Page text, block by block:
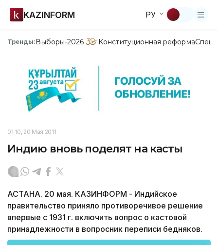
KAZINFORM РУ
Тренды:Выборы-2026 Конституционная реформа
01:10, 20 Мая 2011
Индию вновь поделят на касты
АСТАНА. 20 мая. КАЗИНФОРМ - Индийское
правительство приняло противоречивое решение
впервые с 1931 г. включить вопрос о кастовой
принадлежности в вопросник переписи бедняков.